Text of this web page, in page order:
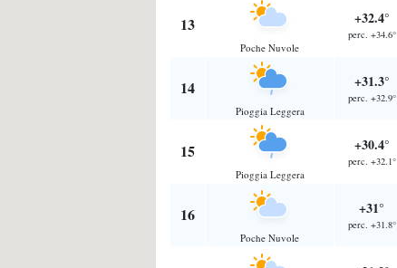
13
Poche Nuvole
+32.4°
perc. +34.6°
14
Pioggia Leggera
+31.3°
perc. +32.9°
15
Pioggia Leggera
+30.4°
perc. +32.1°
16
Poche Nuvole
+31°
perc. +31.8°